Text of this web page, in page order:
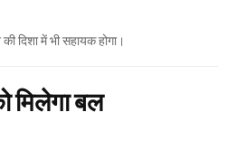
दिशा में भी सहायक होगा।
मिलेगा बल